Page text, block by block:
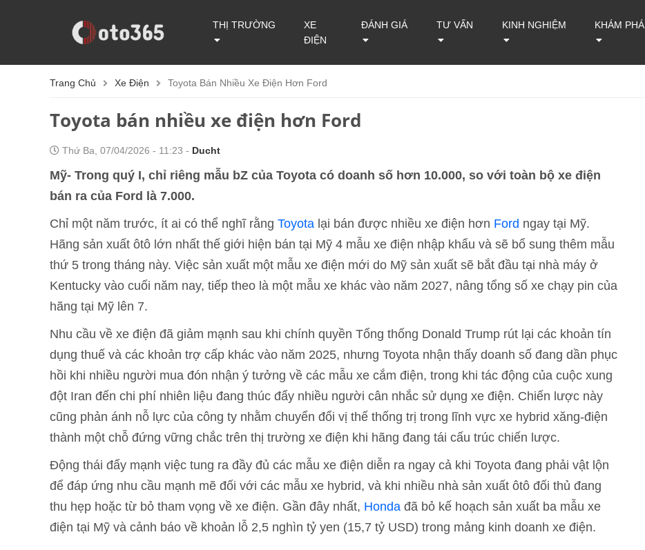
THỊ TRƯỜNG
XE
ĐIỆN
ĐÁNH GIÁ TƯ VẤN KINH NGHIỆM KHÁM PHÁ
Trang Chủ Xe Điện Toyota Bán Nhiều Xe Điện Hơn Ford
Toyota bán nhiều xe điện hơn Ford
Thứ Ba, 07/04/2026 - 11:23 - Ducht
Mỹ- Trong quý I, chỉ riêng mẫu bZ của Toyota có doanh số hơn 10.000, so với toàn bộ xe điện
bán ra của Ford là 7.000.
Chỉ một năm trước, ít ai có thể nghĩ rằng Toyota lại bán được nhiều xe điện hơn Ford ngay tại Mỹ.
Hãng sản xuất ôtô lớn nhất thế giới hiện bán tại Mỹ 4 mẫu xe điện nhập khẩu và sẽ bổ sung thêm mẫu
thứ 5 trong tháng này. Việc sản xuất một mẫu xe điện mới do Mỹ sản xuất sẽ bắt đầu tại nhà máy ở
Kentucky vào cuối năm nay, tiếp theo là một mẫu xe khác vào năm 2027, nâng tổng số xe chạy pin của
hãng tại Mỹ lên 7.
Nhu cầu về xe điện đã giảm mạnh sau khi chính quyền Tổng thống Donald Trump rút lại các khoản tín
dụng thuế và các khoản trợ cấp khác vào năm 2025, nhưng Toyota nhận thấy doanh số đang dần phục
hồi khi nhiều người mua đón nhận ý tưởng về các mẫu xe cắm điện, trong khi tác động của cuộc xung
đột Iran đến chi phí nhiên liệu đang thúc đẩy nhiều người cân nhắc sử dụng xe điện. Chiến lược này
cũng phản ánh nỗ lực của công ty nhằm chuyển đổi vị thế thống trị trong lĩnh vực xe hybrid xăng-điện
thành một chỗ đứng vững chắc trên thị trường xe điện khi hãng đang tái cấu trúc chiến lược.
Động thái đẩy mạnh việc tung ra đầy đủ các mẫu xe điện diễn ra ngay cả khi Toyota đang phải vật lộn
để đáp ứng nhu cầu mạnh mẽ đối với các mẫu xe hybrid, và khi nhiều nhà sản xuất ôtô đối thủ đang
thu hẹp hoặc từ bỏ tham vọng về xe điện. Gần đây nhất, Honda đã bỏ kế hoạch sản xuất ba mẫu xe
điện tại Mỹ và cảnh báo về khoản lỗ 2,5 nghìn tỷ yen (15,7 tỷ USD) trong mảng kinh doanh xe điện.